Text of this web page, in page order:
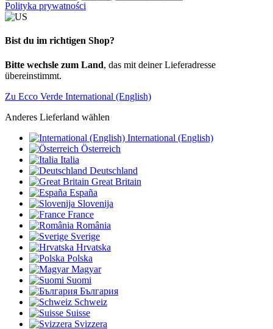
Polityka prywatności
Bist du im richtigen Shop?
Bitte wechsle zum Land, das mit deiner Lieferadresse
übereinstimmt.
Zu Ecco Verde International (English)
Anderes Lieferland wählen
International (English)
Österreich
Italia
Deutschland
Great Britain
España
Slovenija
France
România
Sverige
Hrvatska
Polska
Magyar
Suomi
България
Schweiz
Suisse
Svizzera